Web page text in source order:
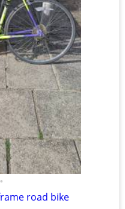
•
road bike